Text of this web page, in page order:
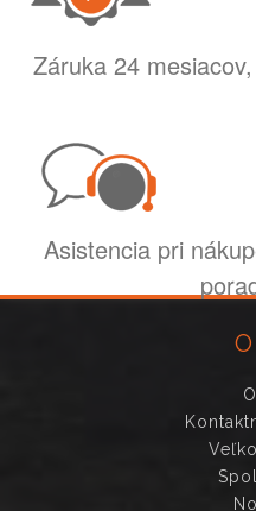
Záruka 24
Asistencia pri